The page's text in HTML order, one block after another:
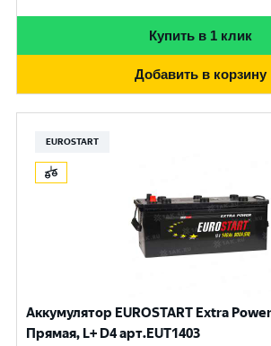
Купить в 1 клик
Добавить в корзину
EUROSTART
Аккумулятор EUROSTART Extra
Прямая, L+ D4 арт.EUT1403